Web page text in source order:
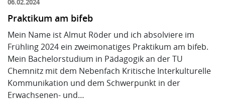
06.02.2024
Praktikum am bifeb
Mein Name ist Almut Röder und ich absolviere im
Frühling 2024 ein zweimonatiges Praktikum am bifeb.
Mein Bachelorstudium in Pädagogik an der TU
Chemnitz mit dem Nebenfach Kritische Interkulturelle
Kommunikation und dem Schwerpunkt in der
Erwachsenen- und…